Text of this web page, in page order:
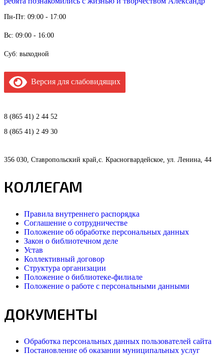
Пн-Пт: 09:00 - 17:00
Вс: 09:00 - 16:00
Суб: выходной
Версия для слабовидящих
8 (865 41) 2 44 52
8 (865 41) 2 49 30
356 030, Ставропольский край,с. Красногвардейское, ул. Ленина, 44
КОЛЛЕГАМ
Правила внутреннего распорядка
Соглашение о сотрудничестве
Положение об обработке персональных данных
Закон о библиотечном деле
Устав
Коллективный договор
Структура организации
Положение о библиотеке-филиале
Положение о работе с персональными данными
ДОКУМЕНТЫ
Обработка персональных данных пользователей сайта
Постановление об оказании муниципальных услуг